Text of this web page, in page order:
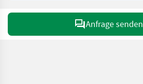
Anfrage senden